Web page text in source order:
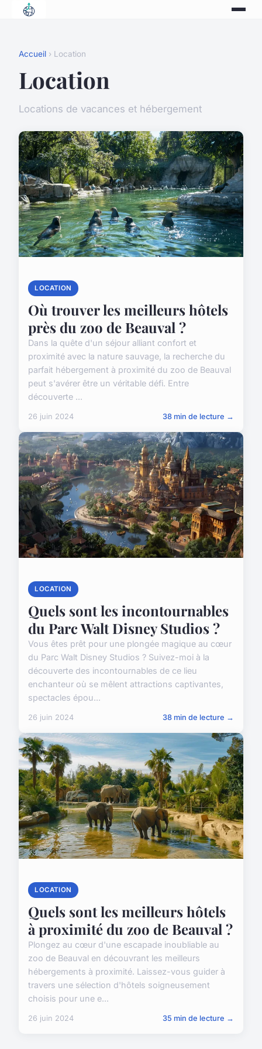
Accueil › Location
Location
Locations de vacances et hébergement
LOCATION
Où trouver les meilleurs hôtels
près du zoo de Beauval ?
Dans la quête d'un séjour alliant confort et
proximité avec la nature sauvage, la recherche du
parfait hébergement à proximité du zoo de Beauval
peut s'avérer être un véritable défi. Entre
découverte ...
26 juin 2024 38 min de lecture →
LOCATION
Quels sont les incontournables
du Parc Walt Disney Studios ?
Vous êtes prêt pour une plongée magique au cœur
du Parc Walt Disney Studios ? Suivez-moi à la
découverte des incontournables de ce lieu
enchanteur où se mêlent attractions captivantes,
spectacles épou...
26 juin 2024 38 min de lecture →
LOCATION
Quels sont les meilleurs hôtels
à proximité du zoo de Beauval ?
Plongez au cœur d'une escapade inoubliable au
zoo de Beauval en découvrant les meilleurs
hébergements à proximité. Laissez-vous guider à
travers une sélection d'hôtels soigneusement
choisis pour une e...
26 juin 2024 35 min de lecture →